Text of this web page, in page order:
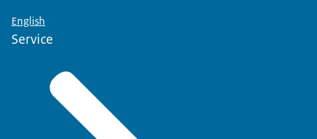
English
Service